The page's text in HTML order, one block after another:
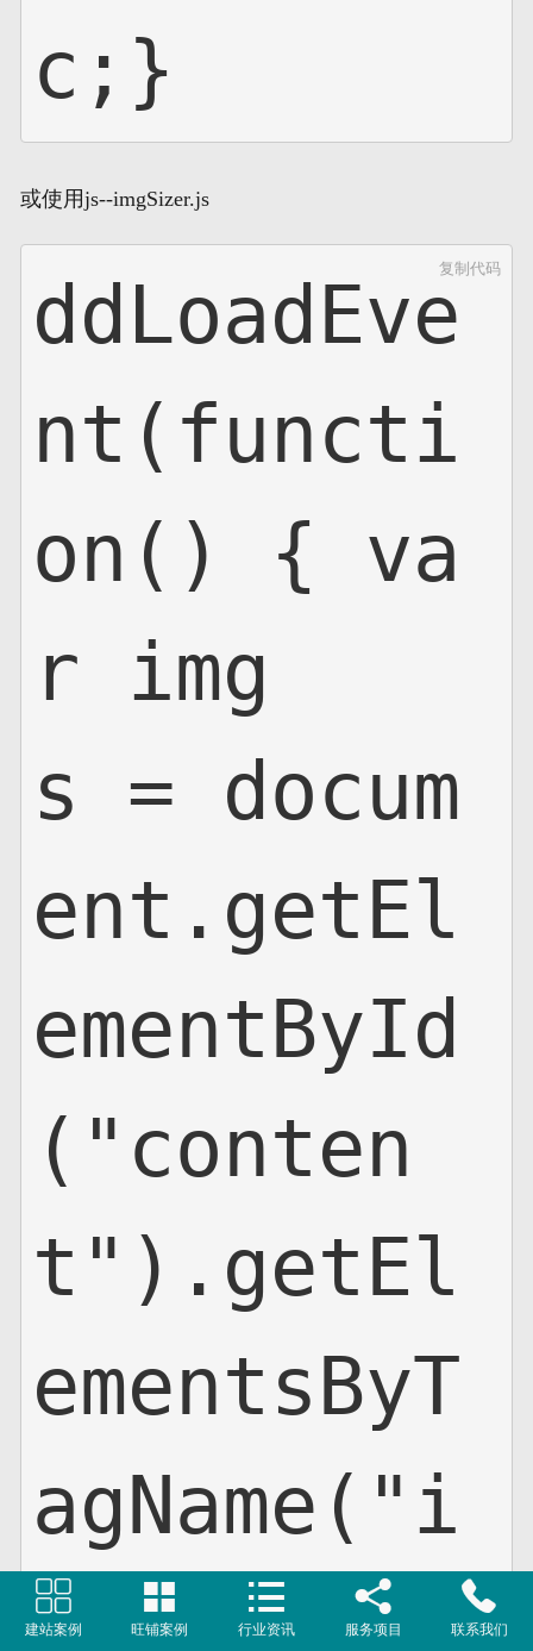
c;}
或使用js--imgSizer.js
复制代码
ddLoadEve
nt(functi
on() { va
r img
s = docum
ent.getEl
ementById
("conten
t").getEl
ementsByT
agName("i
mg");  im

建站案例

旺铺案例

行业资讯

服务项目

联系我们